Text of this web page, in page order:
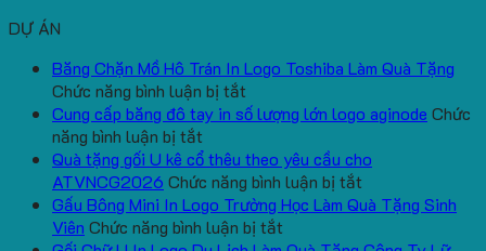
DỰ ÁN
Băng Chặn Mồ Hô Trán In Logo Toshiba Làm Quà Tặng
Chức năng bình luận bị tắt
Băng
Mồ
Hô
Trán
In
Cung cấp băng đô tay in số lượng lớn logo aginode Chức
năng bình luận bị tắt
Cung
cấp
băng
đô
Quà tặng gối U kê cổ thêu theo yêu cầu cho
ATVNCG2026 Chức năng bình luận bị tắt
Quà
Gấu Bông Mini In Logo Trường Học Làm Quà Tặng Sinh
Viên Chức năng bình luận bị tắt